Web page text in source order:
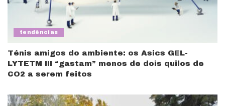
tendências
Ténis amigos do ambiente: os Asics GEL-
LYTETM III “gastam” menos de dois quilos de
CO2 a serem feitos